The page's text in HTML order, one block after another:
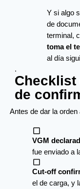
Y si algo
de
terminal,
toma el
al día
.
Checklist
de
Antes de dar la
VGM
fue enviado a
Cut-off
el de carga, y